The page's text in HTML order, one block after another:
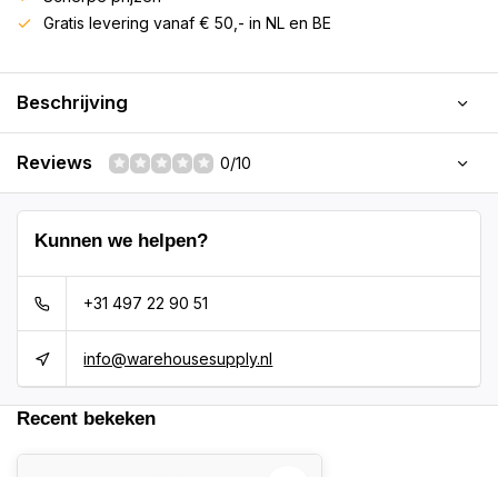
Gratis levering vanaf € 50,- in NL en BE
Beschrijving
Reviews 0/10
Kunnen we helpen?
+31 497 22 90 51
info@warehousesupply.nl
Recent bekeken